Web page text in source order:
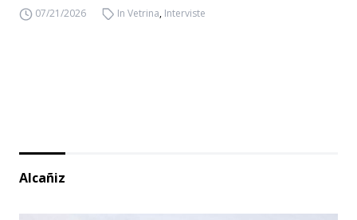
07/21/2026 In Vetrina, Interviste
Alcañiz